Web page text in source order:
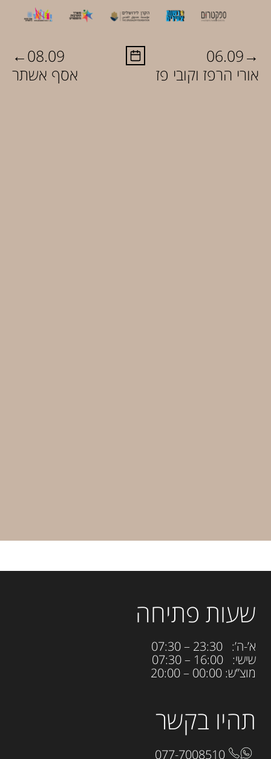
←08.09
אסף אשתר
06.09→
אורי הרפז וקובי פז
תהיו בקשר
שעות פתיחה
א’-ה’: 23:30 – 07:30
שישי: 16:00 – 07:30
מוצ”ש: 00:00 – 20:00